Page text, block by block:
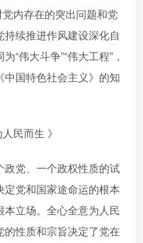
内存在的突出问题和党
续推进作风建设深化自
“伟大斗争”“伟大工程”，
国特色社会主义》的知
民而生 》
政党、一个政权性质的试
党和国家途命运的根本
立场。全心全意为人民
性质和宗旨决定了党在